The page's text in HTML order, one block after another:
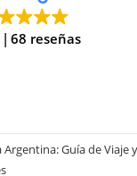
68 reseñas
Guía de Viaje y